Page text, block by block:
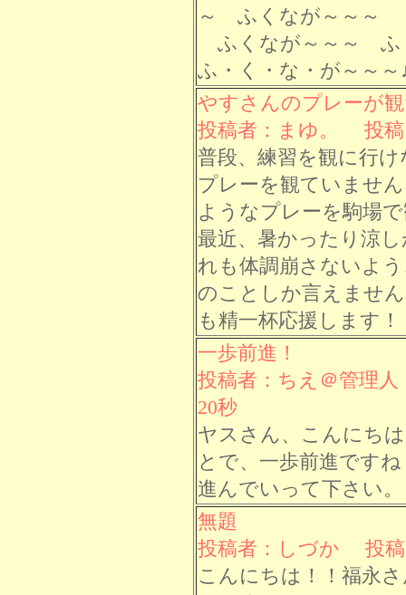
～ ふくなが～～～
ふくなが～～～
ふ・く・な・が～～～
やすさんのプレーが
投稿者：まゆ。 投稿
普段、練習を観に行
プレーを観ていませ
ようなプレーを駒場
最近、暑かったり涼
れも体調崩さないよ
のことしか言えませ
も精一杯応援します！
一歩前進！
投稿者：ちえ＠管理
20秒
ヤスさん、こんにち
とで、一歩前進です
進んでいって下さい。
無題
投稿者：しづか 投稿
こんにちは！！福永